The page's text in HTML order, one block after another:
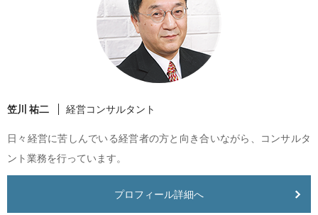
笠川 祐二 経営コンサルタント
日々経営に苦しんでいる経営者の方と向き合いながら、コンサルタ
ント業務を行っています。
プロフィール詳細へ